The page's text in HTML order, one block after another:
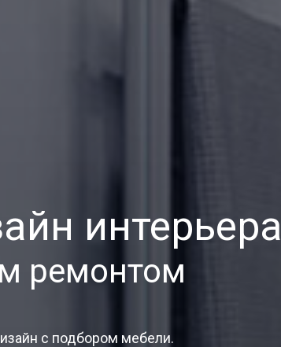
интерьера
ремонтом
с подбором мебели.